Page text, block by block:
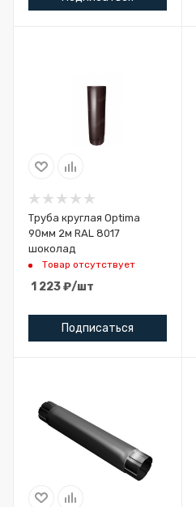
Труба круглая Optima
90мм 2м RAL 8017
шоколад
Товар отсутствует
1 223₽/шт
Подписаться